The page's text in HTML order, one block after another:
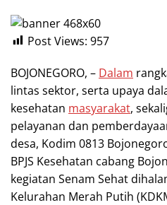
Post Views: 957
BOJONEGORO, – Dalam
lintas sektor, serta upaya
kesehatan masyarakat,
pelayanan dan
desa, Kodim 0813
BPJS Kesehatan cabang
kegiatan Senam Sehat
Kelurahan Merah Putih